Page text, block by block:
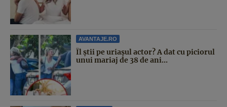
AVANTAJE.RO
Îl știi pe uriașul actor? A dat cu piciorul
unui mariaj de 38 de ani...